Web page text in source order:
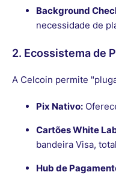
Background
necessidade de
2. Ecossistema de
A Celcoin permite
Pix Nativo:
Cartões White
bandeira Visa,
Hub de